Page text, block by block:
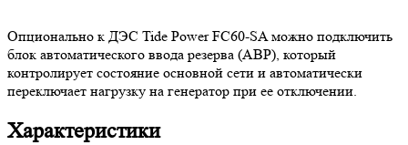
Опционально к ДЭС Tide Power FC60-SA можно подключить
блок автоматического ввода резерва (АВР), который
контролирует состояние основной сети и автоматически
переключает нагрузку на генератор при ее отключении.
Характеристики